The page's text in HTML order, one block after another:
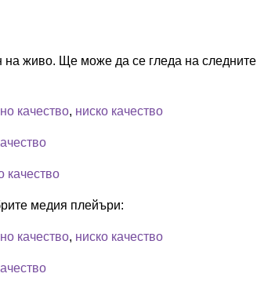
на живо. Ще може да се гледа на следните
качество, ниско качество
качество
медия плейъри:
качество, ниско качество